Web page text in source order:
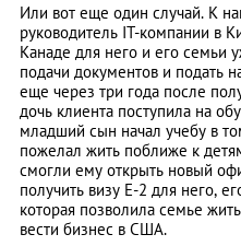
Или вот еще один случай. К
руководитель IT-компании в
Канаде для него и его семьи
подачи документов и подать
еще через три года после
дочь клиента поступила на
младший сын начал учебу в
пожелал жить поближе к
смогли ему открыть новый
получить визу Е-2 для него,
которая позволила семье
вести бизнес в США.